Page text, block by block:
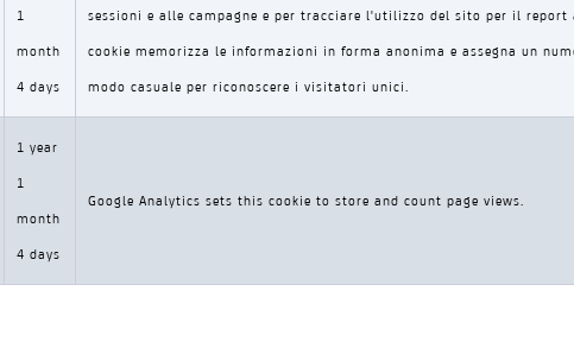
1
month
4 days
sessioni e alle campagne e per tracciare l'utilizzo del sito per il
cookie memorizza le informazioni in forma anonima e assegna un
modo casuale per riconoscere i visitatori unici.
1 year
1
month
4 days
Google Analytics sets this cookie to store and count page views.